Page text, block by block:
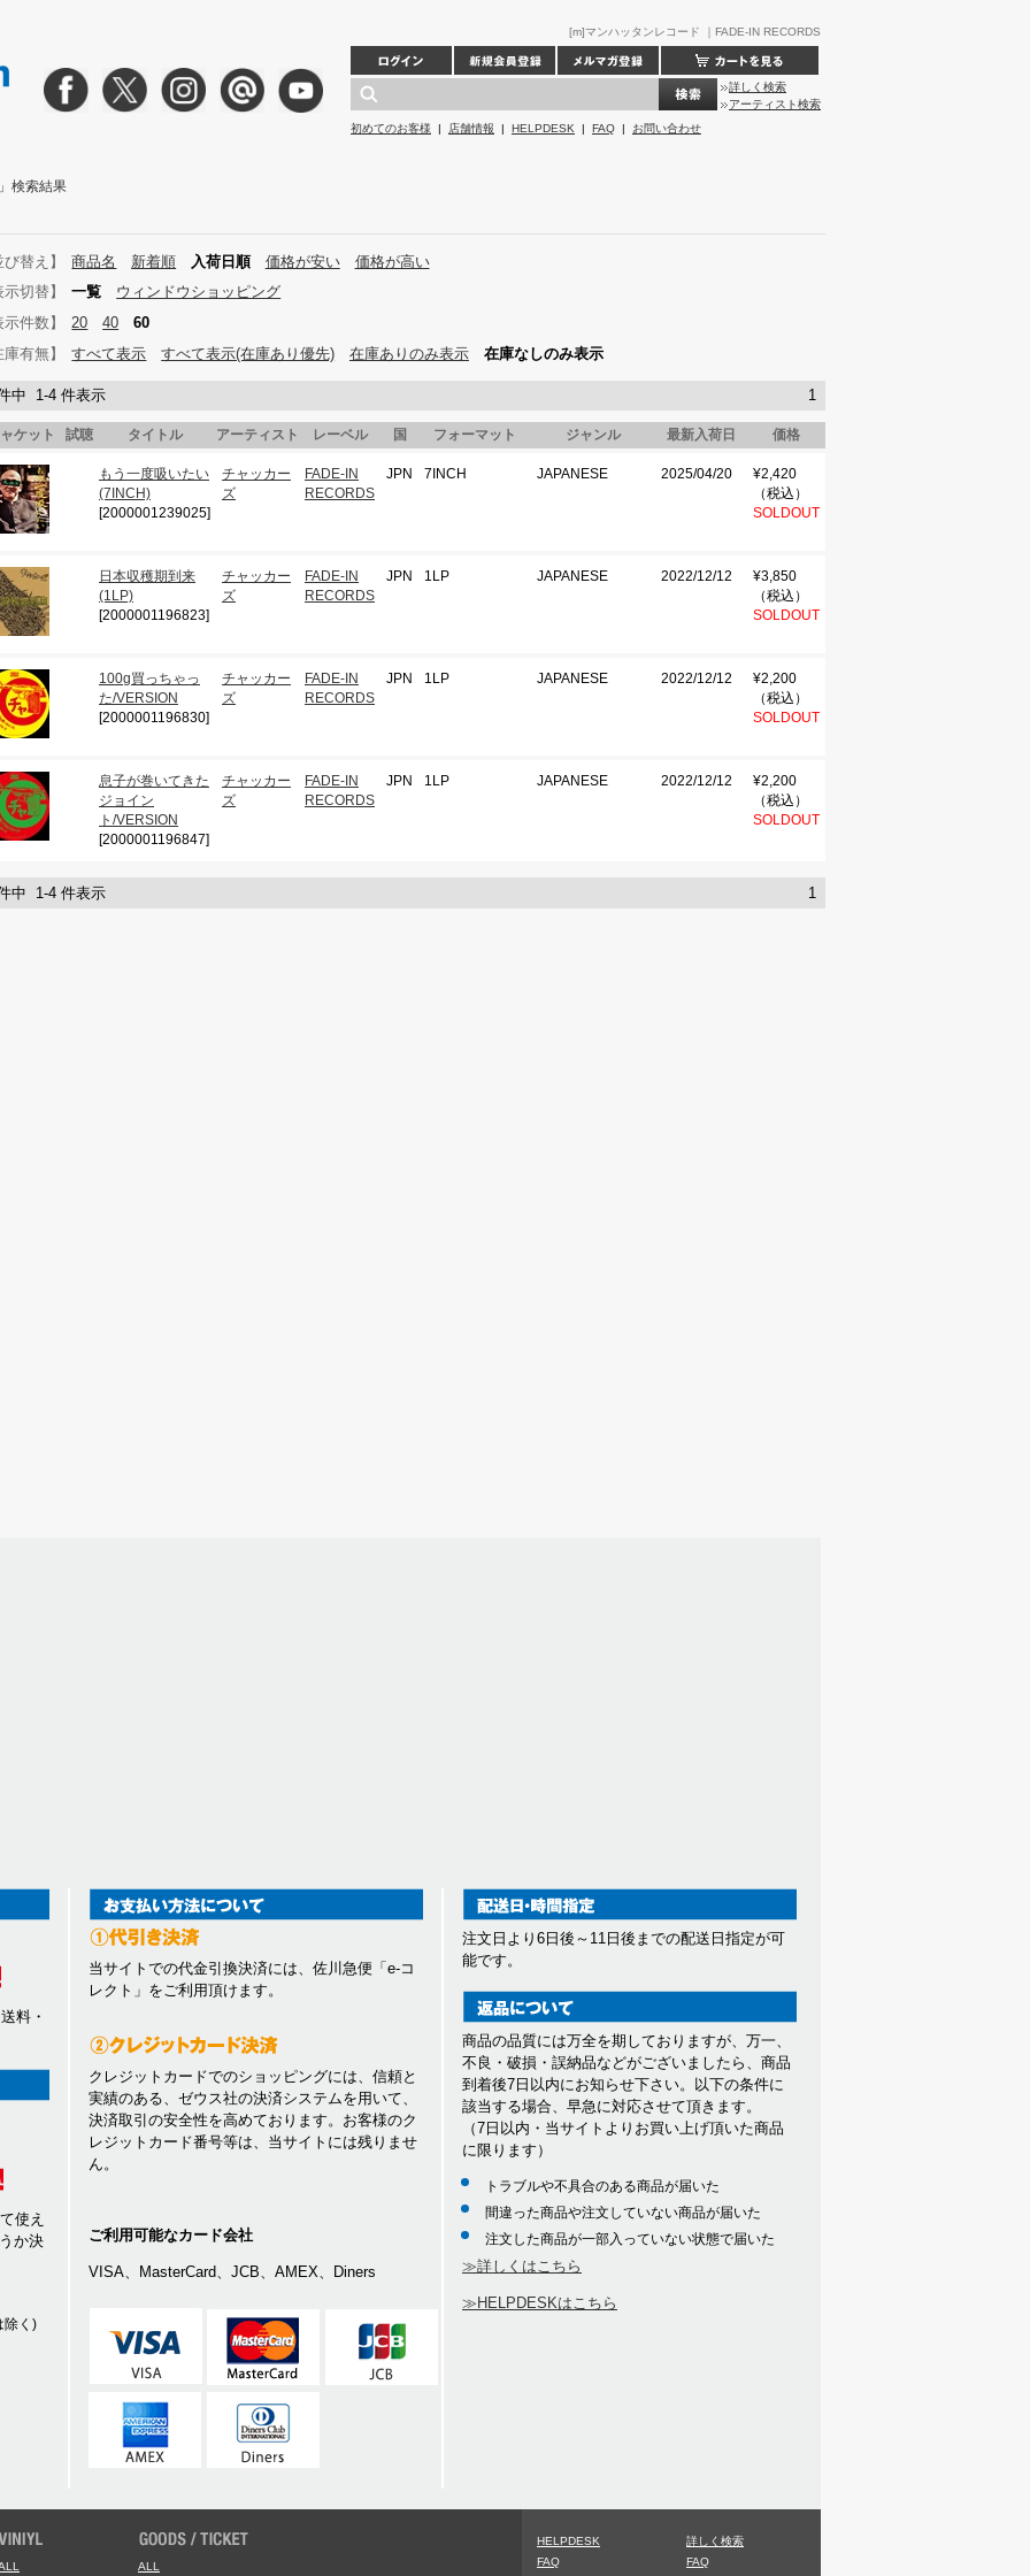
[m]マンハッタンレコード ｜FADE-IN RECORDS
詳しく検索
アーティスト検索
初めてのお客様 | 店舗情報 | HELPDESK | FAQ | お問い合わせ
検索結果
替え】 商品名 新着順 入荷日順 価格が安い
価格が高い
切替】
一覧
ウィンドウショッピング
件数】
20 40
60
有無】
すべて表示 すべて表示(在庫あり優先) 在庫ありのみ表示 在庫なしのみ表示
中 1-4 件表示 1
ケット 試聴 タイトル アーティスト レーベル 国 フォーマット ジャンル 最新入荷日 価格
もう一度吸いたい
(7INCH)
[2000001239025]
チャッカー
ズ
FADE-IN
RECORDS
JPN 7INCH JAPANESE 2025/04/20
¥2,420
（税込）
SOLDOUT
日本収穫期到来
(1LP)
[2000001196823]
チャッカー
ズ
FADE-IN
RECORDS
JPN 1LP JAPANESE 2022/12/12
¥3,850
（税込）
SOLDOUT
100g買っちゃっ
た/VERSION
[2000001196830]
チャッカー
ズ
FADE-IN
RECORDS
JPN 1LP JAPANESE 2022/12/12
¥2,200
（税込）
SOLDOUT
息子が巻いてきた
ジョイン
ト/VERSION
[2000001196847]
チャッカー
ズ
FADE-IN
RECORDS
JPN 1LP JAPANESE 2022/12/12
¥2,200
（税込）
SOLDOUT
中 1-4 件表示 1
料・
使え
か決
除く)
当サイトでの代金引換決済には、佐川急便「e-コ
レクト」をご利用頂けます。
クレジットカードでのショッピングには、信頼と
実績のある、ゼウス社の決済システムを用いて、
決済取引の安全性を高めております。お客様のク
レジットカード番号等は、当サイトには残りませ
ん。
ご利用可能なカード会社
VISA、MasterCard、JCB、AMEX、Diners
注文日より6日後～11日後までの配送日指定が可
能です。
商品の品質には万全を期しておりますが、万一、
不良・破損・誤納品などがございましたら、商品
到着後7日以内にお知らせ下さい。以下の条件に
該当する場合、早急に対応させて頂きます。
（7日以内・当サイトよりお買い上げ頂いた商品
に限ります）
トラブルや不具合のある商品が届いた
間違った商品や注文していない商品が届いた
注文した商品が一部入っていない状態で届いた
≫詳しくはこちら
≫HELPDESKはこちら
ALL
HELPDESK
FAQ
詳しく検索
FAQ